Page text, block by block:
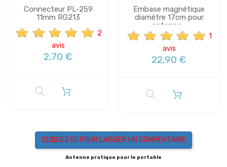
Connecteur PL-259
11mm RG213
2
avis
2,70 €
Embase magnétique
diamètre 17cm pour
antenne...
1
avis
22,90 €
CLIQUEZ ICI POUR LAISSER UN COMMENTAIRE
Antenne pratique pour le portable